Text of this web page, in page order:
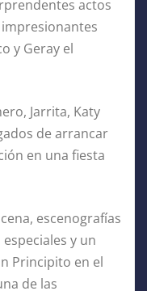
actos
y Geray el
Jarrita, Katy
de arrancar
en una fiesta
escenografías
y un
Principito en el
de las